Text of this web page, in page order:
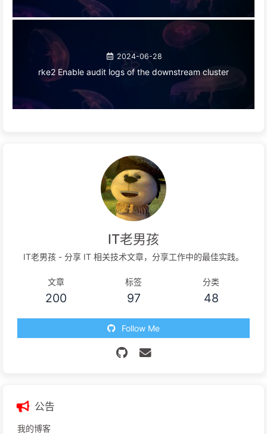
2024-06-28
rke2 Enable audit logs of the downstream cluster
IT老男孩
IT老男孩 - 分享 IT 相关技术文章，分享工作中的最佳实践。
文章
200
标签
97
分类
48
Follow Me
公告
我的博客